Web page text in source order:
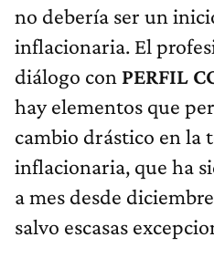
no debería ser un
inflacionaria. El
diálogo con PERFIL
hay elementos que
cambio drástico en la
inflacionaria, que ha
a mes desde
salvo escasas